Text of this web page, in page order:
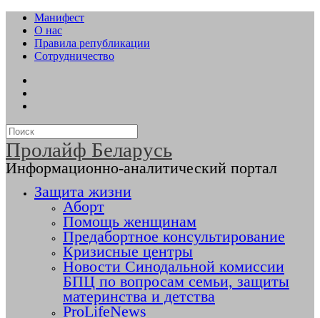
Манифест
О нас
Правила републикации
Сотрудничество
Пролайф Беларусь
Информационно-аналитический портал
Защита жизни
Аборт
Помощь женщинам
Предабортное консультирование
Кризисные центры
Новости Синодальной комиссии
БПЦ по вопросам семьи, защиты
материнства и детства
ProLifeNews